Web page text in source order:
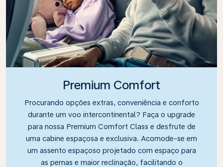
Premium Comfort
Procurando opções extras, conveniência e conforto
durante um voo intercontinental? Faça o upgrade
para nossa Premium Comfort Class e desfrute de
uma cabine espaçosa e exclusiva. Acomode-se em
um assento espaçoso projetado com espaço para
as pernas e maior reclinação, facilitando o